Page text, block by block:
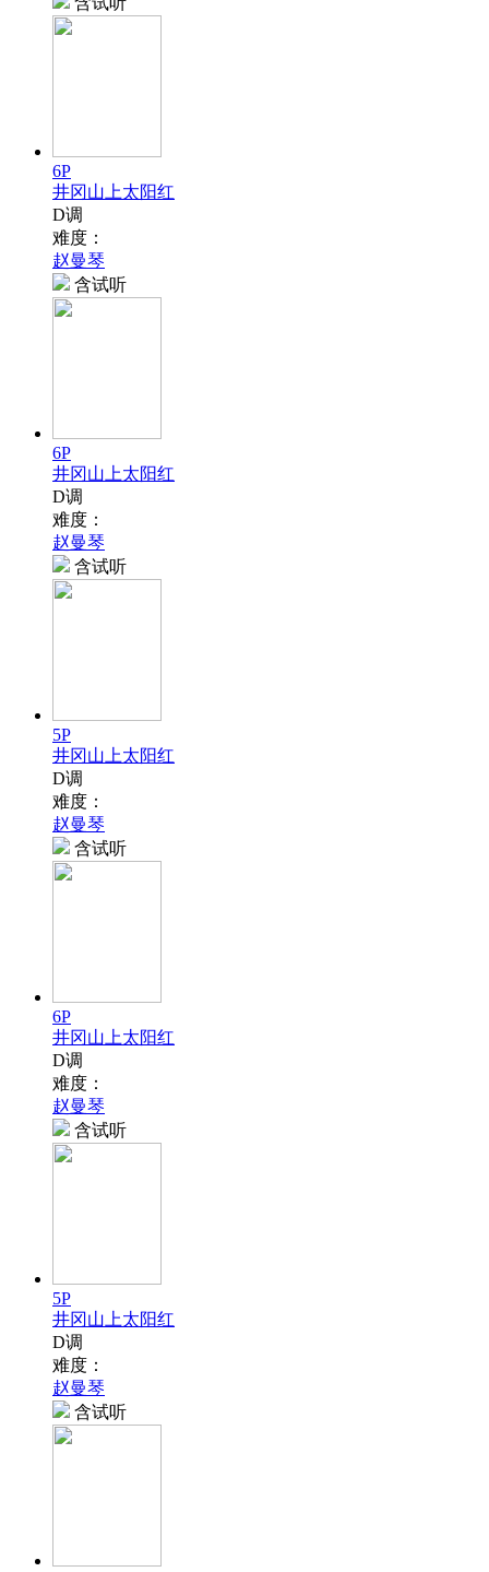
6P
井冈山上太阳红
D调
难度：
赵曼琴
含试听
6P
井冈山上太阳红
D调
难度：
赵曼琴
含试听
5P
井冈山上太阳红
D调
难度：
赵曼琴
含试听
6P
井冈山上太阳红
D调
难度：
赵曼琴
含试听
5P
井冈山上太阳红
D调
难度：
赵曼琴
含试听